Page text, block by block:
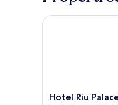
Hotel
Hotel Riu
Hotel Riu Palace